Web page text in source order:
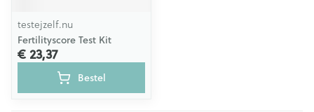
testejzelf.nu
Fertilityscore Test Kit
€ 23,37
Bestel